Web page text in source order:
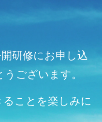
研修にお申し込
ございます。
ことを楽しみに